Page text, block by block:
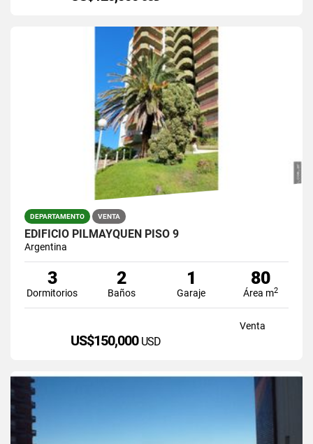
DEPARTAMENTO VENTA
EDIFICIO PILMAYQUEN PISO 9
Argentina
3
Dormitorios
2
Baños
1
Garaje
80
Área m2
Venta
US$150,000 USD